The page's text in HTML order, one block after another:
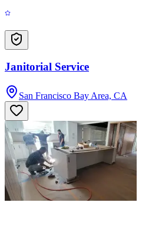
Janitorial Service
San Francisco Bay Area, CA